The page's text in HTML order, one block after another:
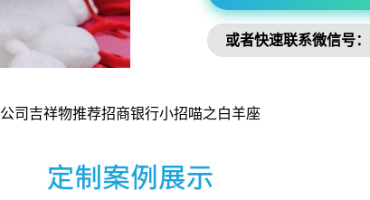
或者快速联系微信号：
公司吉祥物推荐招商银行小招喵之白羊座